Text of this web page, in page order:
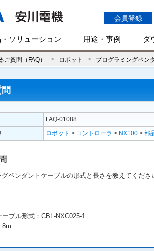
会員登録
ソリューション 用途・事例 ダ
ご質問（FAQ） ロボット プログラミングペン
FAQ-01088
ロボット > コントローラ > NX100 > 部
ペンダントケーブルの形式と長さを教えてくださ
ーブル形式：CBL-NXC025-1
8m